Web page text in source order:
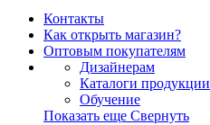
Контакты
Как открыть магазин?
Оптовым покупателям
Дизайнерам
Каталоги продукции
Обучение
Показать еще Свернуть